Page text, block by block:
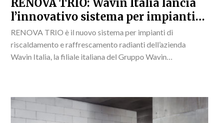
RENOVA TRIO: Wavin Italia lancia
l’innovativo sistema per impianti
riscaldamento e raffrescamento
radianti
RENOVA TRIO è il nuovo sistema per impianti di
riscaldamento e raffrescamento radianti dell’azienda
Wavin Italia, la filiale italiana del Gruppo Wavin